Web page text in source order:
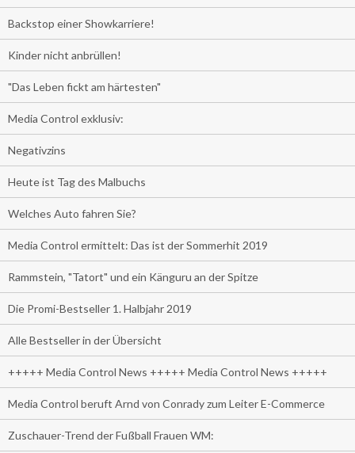
Backstop einer Showkarriere!
Kinder nicht anbrüllen!
"Das Leben fickt am härtesten"
Media Control exklusiv:
Negativzins
Heute ist Tag des Malbuchs
Welches Auto fahren Sie?
Media Control ermittelt: Das ist der Sommerhit 2019
Rammstein, "Tatort" und ein Känguru an der Spitze
Die Promi-Bestseller 1. Halbjahr 2019
Alle Bestseller in der Übersicht
+++++ Media Control News +++++ Media Control News +++++
Media Control beruft Arnd von Conrady zum Leiter E-Commerce
Zuschauer-Trend der Fußball Frauen WM: